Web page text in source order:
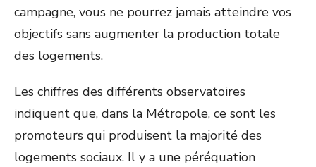
campagne, vous ne pourrez jamais atteindre vos
objectifs sans augmenter la production totale
des logements.
Les chiffres des différents observatoires
indiquent que, dans la Métropole, ce sont les
promoteurs qui produisent la majorité des
logements sociaux. Il y a une péréquation